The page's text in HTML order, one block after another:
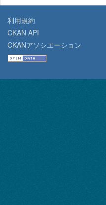
利用規約
CKAN API
CKANアソシエーション